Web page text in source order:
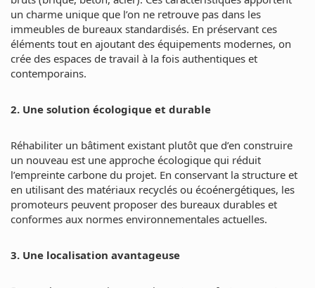
un charme unique que l’on ne retrouve pas dans les
immeubles de bureaux standardisés. En préservant ces
éléments tout en ajoutant des équipements modernes, on
crée des espaces de travail à la fois authentiques et
contemporains.
2. Une solution écologique et durable
Réhabiliter un bâtiment existant plutôt que d’en construire
un nouveau est une approche écologique qui réduit
l’empreinte carbone du projet. En conservant la structure et
en utilisant des matériaux recyclés ou écoénergétiques, les
promoteurs peuvent proposer des bureaux durables et
conformes aux normes environnementales actuelles.
3. Une localisation avantageuse